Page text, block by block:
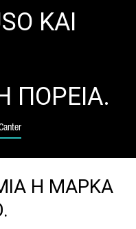
ΚΑΙ
ΠΟΡΕΙΑ.
Η ΜΑΡΚΑ